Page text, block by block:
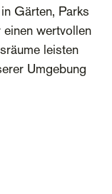
Gärten, Parks
einen wertvollen
leisten
Umgebung